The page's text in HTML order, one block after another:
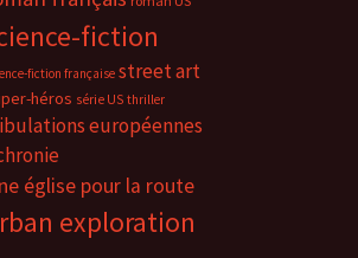
fiction
fiction française street art
héros série US thriller
européennes
église pour la route
exploration